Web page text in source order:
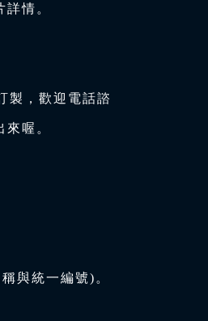
情。
製，歡迎電話諮
喔。
與統一編號)。